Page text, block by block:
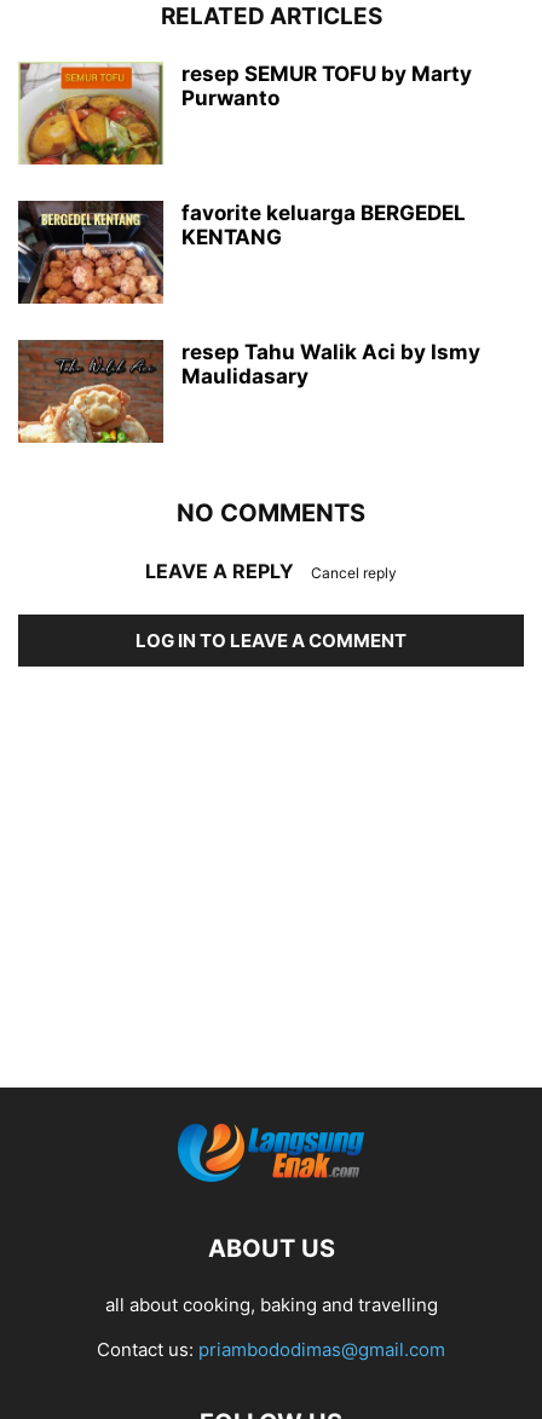
RELATED ARTICLES
resep SEMUR TOFU by Marty
Purwanto
favorite keluarga BERGEDEL
KENTANG
resep Tahu Walik Aci by Ismy
Maulidasary
NO COMMENTS
LEAVE A REPLY Cancel reply
LOG IN TO LEAVE A COMMENT
ABOUT US
all about cooking, baking and travelling
Contact us: priambododimas@gmail.com